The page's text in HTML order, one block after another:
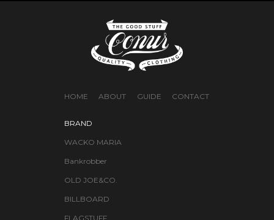
HOME ABOUT GUIDE CONTACT
BRAND
WACKO MARIA
Bankrobber
OLD JOE&CO.
BILLBOARD
FLAGSTUFF